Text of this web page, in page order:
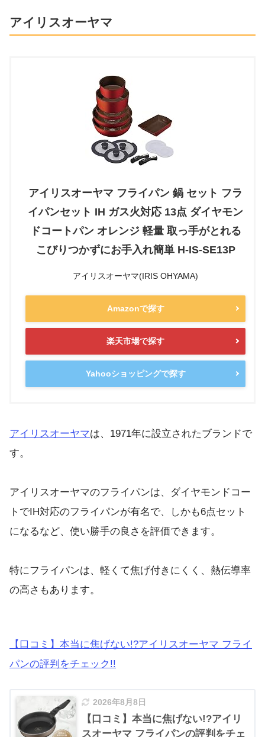
アイリスオーヤマ
アイリスオーヤマ フライパン 鍋 セット フラ
イパンセット IH ガス火対応 13点 ダイヤモン
ドコートパン オレンジ 軽量 取っ手がとれる
こびりつかずにお手入れ簡単 H-IS-SE13P
アイリスオーヤマ(IRIS OHYAMA)
Amazonで探す
楽天市場で探す
Yahooショッピングで探す
アイリスオーヤマは、1971年に設立されたブランドで
す。
アイリスオーヤマのフライパンは、ダイヤモンドコー
トでIH対応のフライパンが有名で、しかも6点セット
になるなど、使い勝手の良さを評価できます。
特にフライパンは、軽くて焦げ付きにくく、熱伝導率
の高さもあります。
【口コミ】本当に焦げない!?アイリスオーヤマ フライ
パンの評判をチェック!!
2026年8月8日
【口コミ】本当に焦げない!?アイリ
スオーヤマ フライパンの評判をチェ